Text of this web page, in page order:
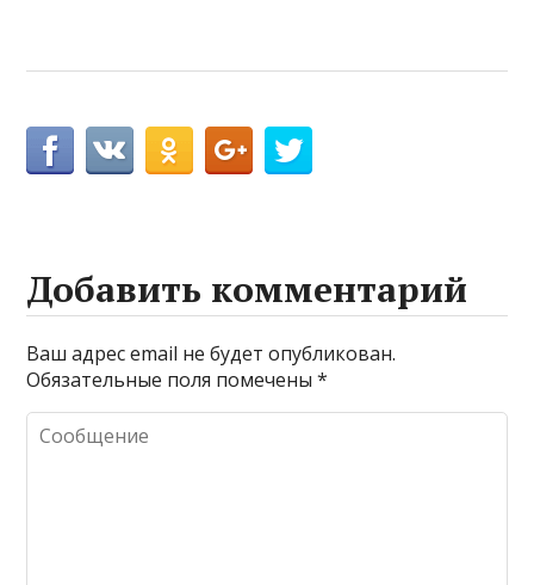
Добавить комментарий
Ваш адрес email не будет опубликован.
Обязательные поля помечены*